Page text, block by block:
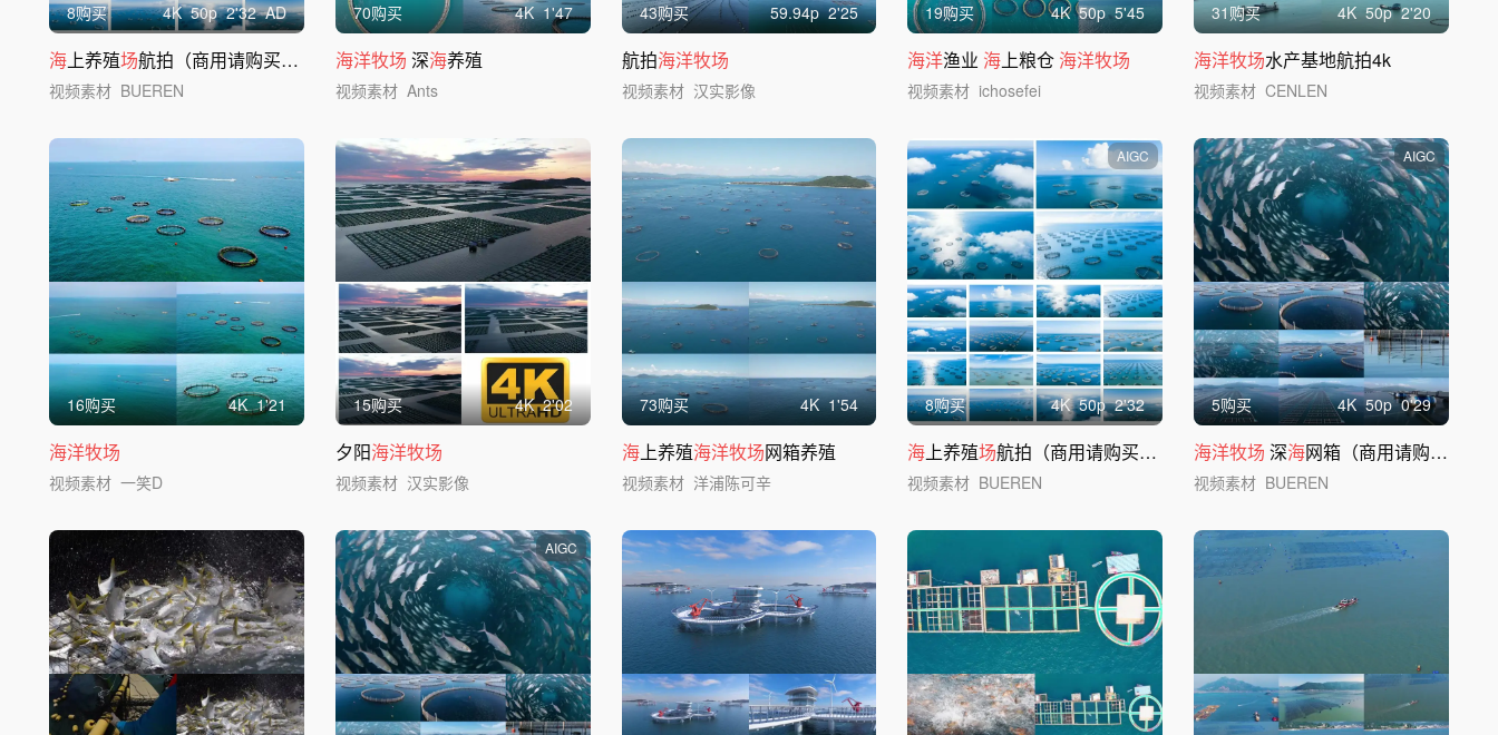
8购买 4K 50p 2'32 AD
海上养殖场航拍（商用请购买企业授权）
视频素材 BUEREN
70购买 4K 1'47
海洋牧场 深海养殖
视频素材 Ants
43购买 59.94p 2'25
航拍海洋牧场
视频素材 汉实影像
19购买 4K 50p 5'45
海洋渔业 海上粮仓 海洋牧场
视频素材 ichosefei
31购买 4K 50p 2'20
海洋牧场水产基地航拍4k
视频素材 CENLEN
16购买 4K 1'21
海洋牧场
视频素材 一笑D
15购买 4K 2'02
夕阳海洋牧场
视频素材 汉实影像
73购买 4K 1'54
海上养殖海洋牧场网箱养殖
视频素材 洋浦陈可辛
AIGC
8购买 4K 50p 2'32
海上养殖场航拍（商用请购买企业授权）
视频素材 BUEREN
AIGC
5购买 4K 50p 0'29
海洋牧场 深海网箱（商用请购买企业版）
视频素材 BUEREN
AIGC